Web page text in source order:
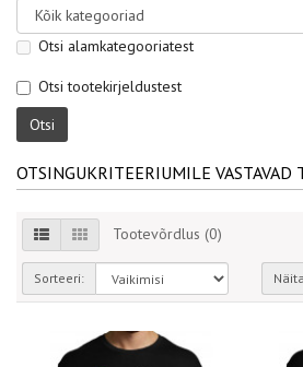
Otsi alamkategooriatest
Otsi tootekirjeldustest
OTSINGUKRITEERIUMILE VASTAVAD
Tootevõrdlus (0)
Sorteeri: